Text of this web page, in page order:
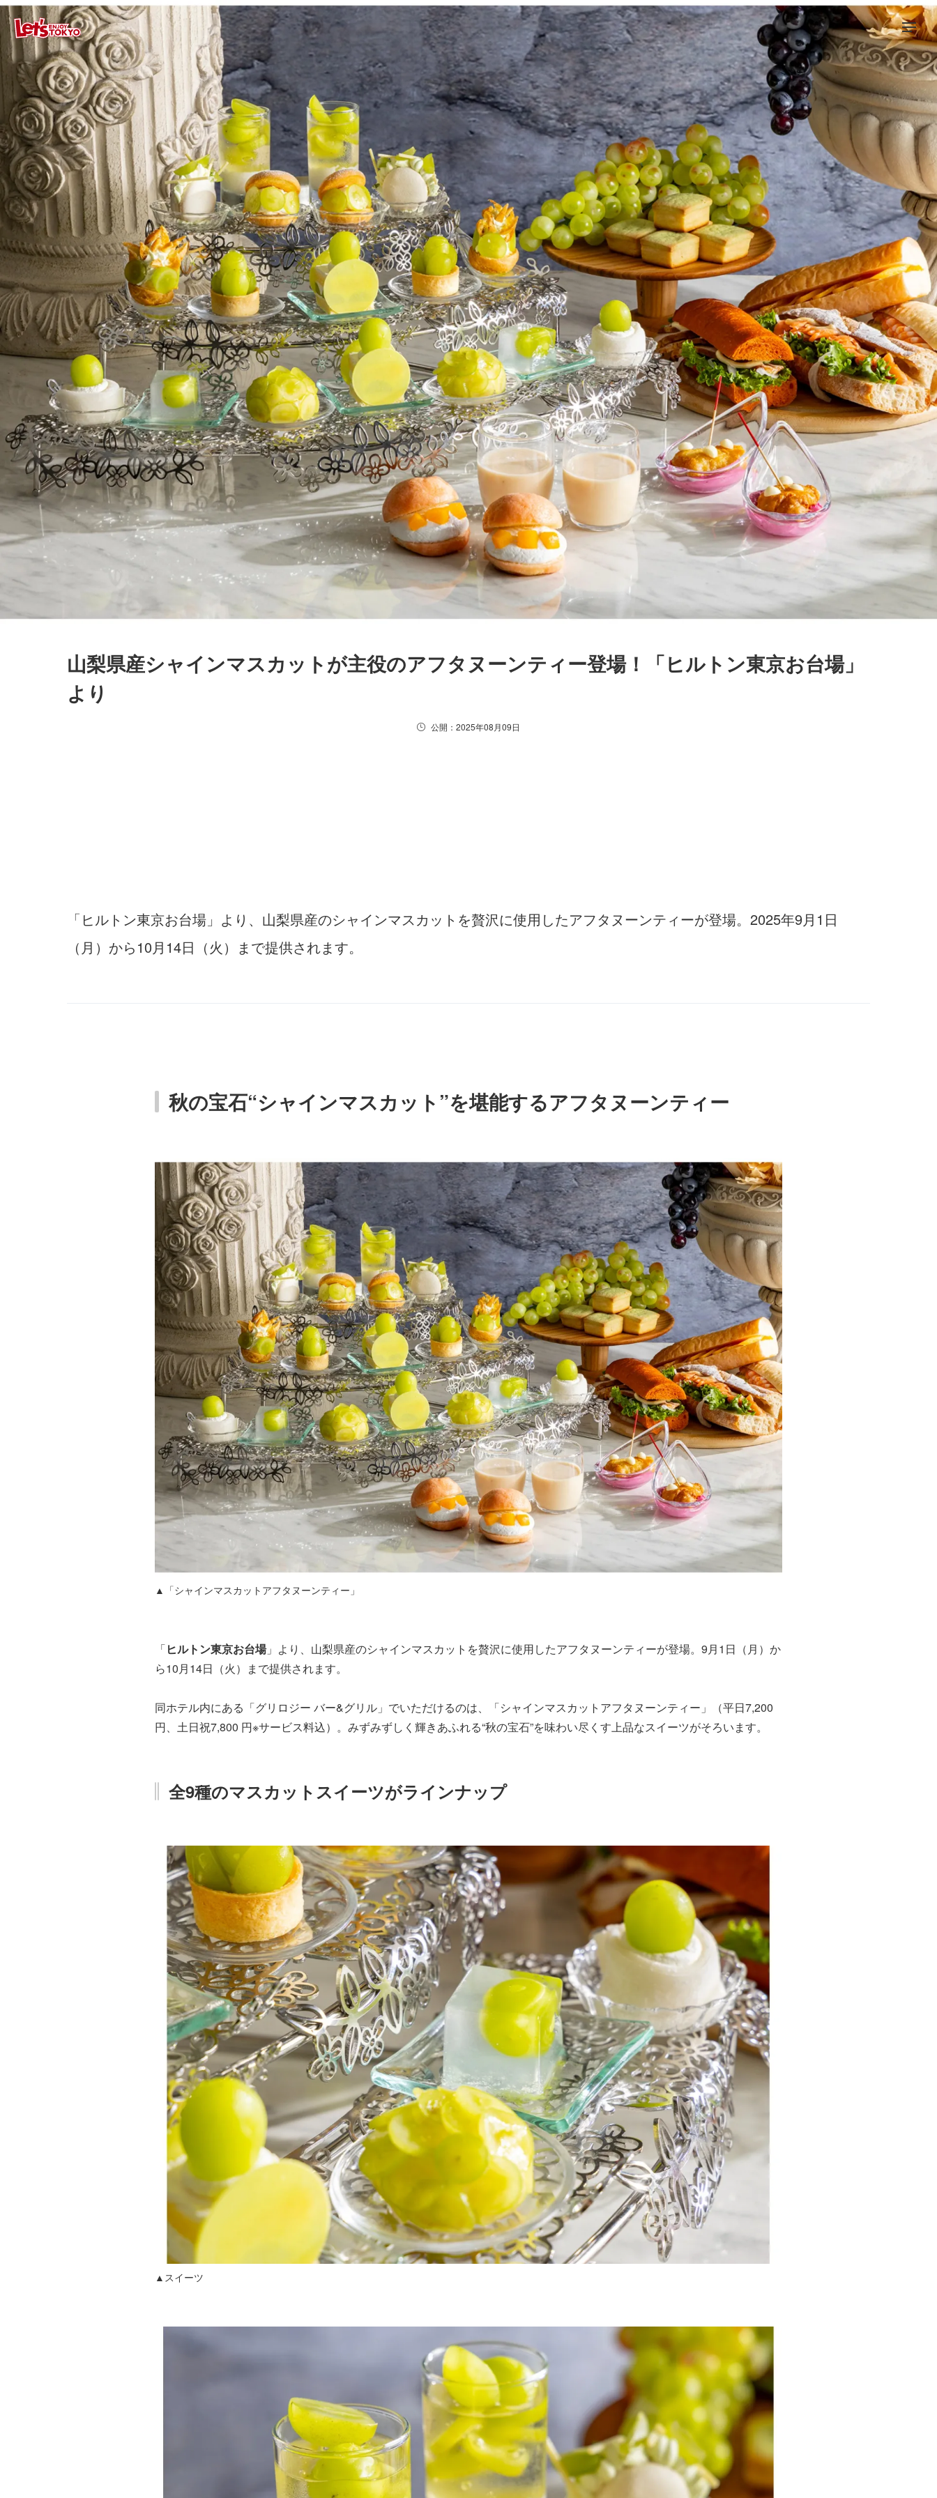
山梨県産シャインマスカットが主役のアフタヌーンティー登場！「ヒルトン東京お台場」
より
公開：2025年08月09日
「ヒルトン東京お台場」より、山梨県産のシャインマスカットを贅沢に使用したアフタヌーンティーが登場。2025年9月1日
（月）から10月14日（火）まで提供されます。
秋の宝石“シャインマスカット”を堪能するアフタヌーンティー
▲「シャインマスカットアフタヌーンティー」
「ヒルトン東京お台場」より、山梨県産のシャインマスカットを贅沢に使用したアフタヌーンティーが登場。9月1日（月）か
ら10月14日（火）まで提供されます。
同ホテル内にある「グリロジー バー&グリル」でいただけるのは、「シャインマスカットアフタヌーンティー」（平日7,200
円、土日祝7,800 円※サービス料込）。みずみずしく輝きあふれる“秋の宝石”を味わい尽くす上品なスイーツがそろいます。
全9種のマスカットスイーツがラインナップ
▲スイーツ